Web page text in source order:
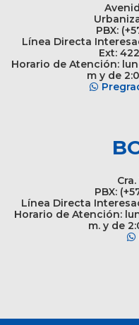
PBX:
Línea Directa
Ext:
Horario de Atención:
m y de
PBX:
Línea Directa
Horario de Atención:
m. y de